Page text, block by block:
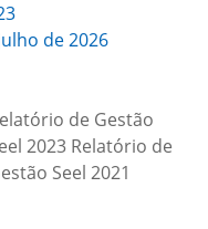
de 2026
de Gestão
2023 Relatório de
Seel 2021